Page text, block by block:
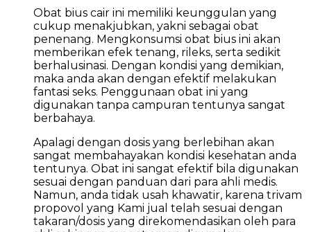
Obat bius cair ini memiliki keunggulan yang
cukup menakjubkan, yakni sebagai obat
penenang. Mengkonsumsi obat bius ini akan
memberikan efek tenang, rileks, serta sedikit
berhalusinasi. Dengan kondisi yang demikian,
maka anda akan dengan efektif melakukan
fantasi seks. Penggunaan obat ini yang
digunakan tanpa campuran tentunya sangat
berbahaya.
Apalagi dengan dosis yang berlebihan akan
sangat membahayakan kondisi kesehatan anda
tentunya. Obat ini sangat efektif bila digunakan
sesuai dengan panduan dari para ahli medis.
Namun, anda tidak usah khawatir, karena trivam
propovol yang Kami jual telah sesuai dengan
takaran/dosis yang direkomendasikan oleh para